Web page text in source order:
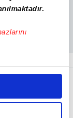
özel
yaparken
sunmak
adına